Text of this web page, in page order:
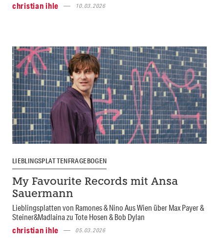
christian ihle
10.03.2026
LIEBLINGSPLATTENFRAGEBOGEN
My Favourite Records mit Ansa
Sauermann
Lieblingsplatten von Ramones & Nino Aus Wien über Max Payer &
Steiner&Madlaina zu Tote Hosen & Bob Dylan
christian ihle
05.03.2026